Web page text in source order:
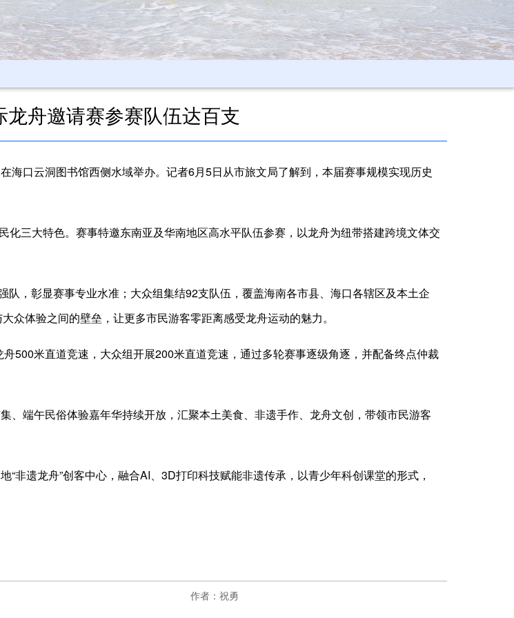
龙舟邀请赛参赛队伍达百支
海口云洞图书馆西侧水域举办。记者6月5日从市旅文局了解到，本届赛事规模实现历史
化三大特色。赛事特邀东南亚及华南地区高水平队伍参赛，以龙舟为纽带搭建跨境文体交
，彰显赛事专业水准；大众组集结92支队伍，覆盖海南各市县、海口各辖区及本土企
体验之间的壁垒，让更多市民游客零距离感受龙舟运动的魅力。
500米直道竞速，大众组开展200米直道竞速，通过多轮赛事逐级角逐，并配备终点仲裁
、端午民俗体验嘉年华持续开放，汇聚本土美食、非遗手作、龙舟文创，带领市民游客
非遗龙舟”创客中心，融合AI、3D打印科技赋能非遗传承，以青少年科创课堂的形式，
作者：祝勇